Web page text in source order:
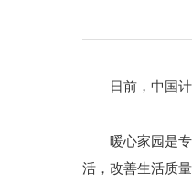
日前，中国计
暖心家园是专
活，改善生活质量